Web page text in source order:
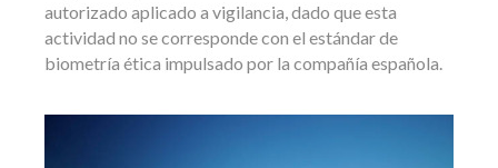
autorizado aplicado a vigilancia, dado que esta
actividad no se corresponde con el estándar de
biometría ética impulsado por la compañía española.